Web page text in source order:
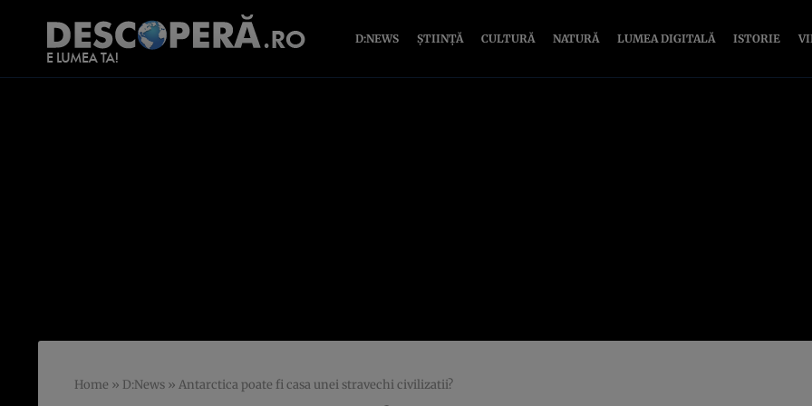
D:NEWS ȘTIINȚĂ CULTURĂ NATURĂ LUMEA DIGITALĂ ISTORIE
Home » D:News » Antarctica poate fi casa unei stravechi civilizatii?